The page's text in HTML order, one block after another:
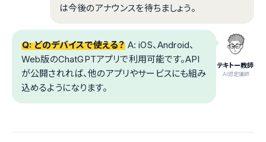
は今後のアナウンスを待ちましょう。
テキトー教師
.AI認定講師
Q: どのデバイスで使える？A: iOS、Android、
Web版のChatGPTアプリで利用可能です。API
が公開されれば、他のアプリやサービスにも組み
込めるようになります。